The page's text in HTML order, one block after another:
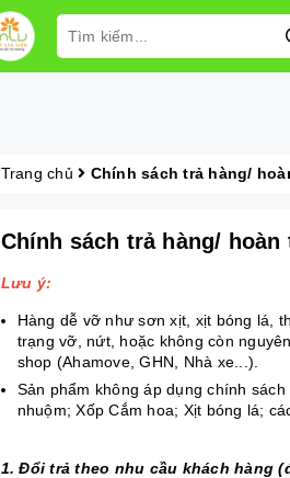
Trang chủ Chính sách trả hàng/
Chính sách trả hàng/ hoàn
Lưu ý:
Hàng dễ vỡ như sơn xịt, xịt bóng lá,
trạng vỡ, nứt, hoặc không còn
shop (Ahamove, GHN, Nhà xe...).
Sản phẩm không áp dụng chính
nhuộm; Xốp Cắm hoa; Xịt bóng lá;
1. Đổi trả theo nhu cầu khách hàng